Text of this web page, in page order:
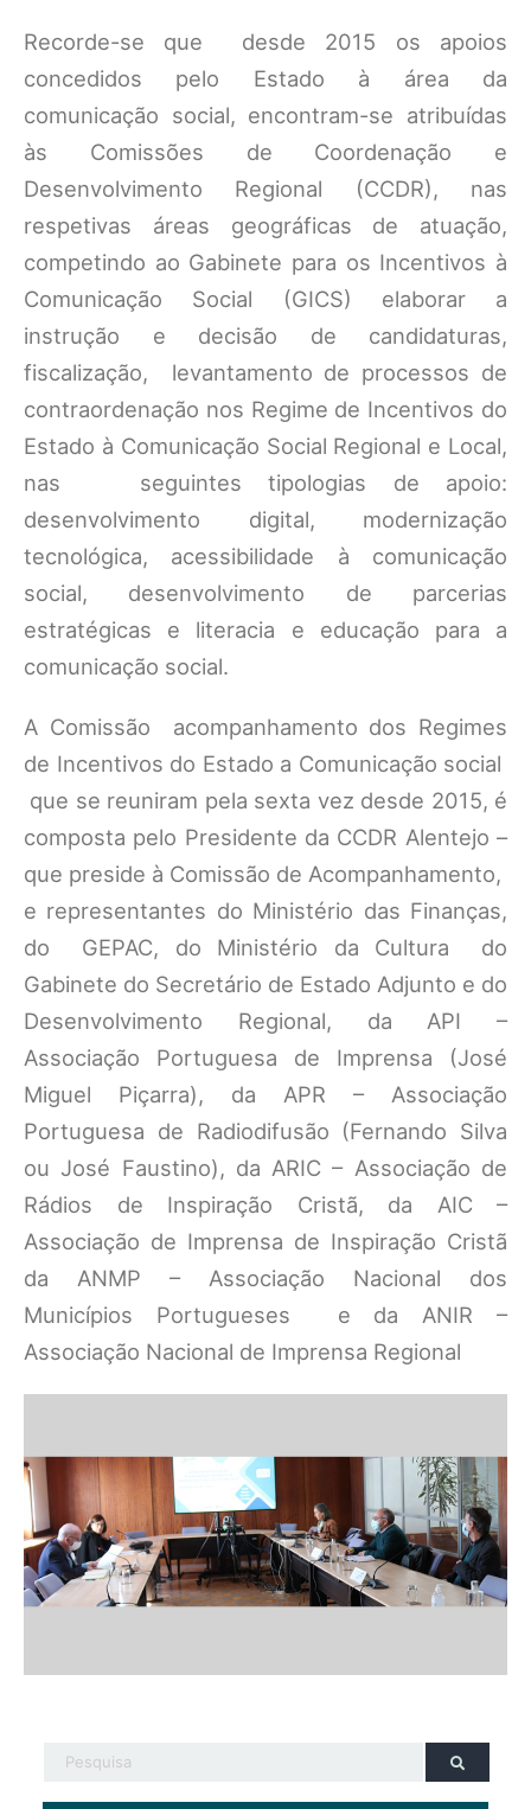
Recorde-se que desde 2015 os apoios
concedidos pelo Estado à área da
comunicação social, encontram-se atribuídas
às Comissões de Coordenação e
Desenvolvimento Regional (CCDR), nas
respetivas áreas geográficas de atuação,
competindo ao Gabinete para os Incentivos à
Comunicação Social (GICS) elaborar a
instrução e decisão de candidaturas,
fiscalização, levantamento de processos de
contraordenação nos Regime de Incentivos do
Estado à Comunicação Social Regional e Local,
nas seguintes tipologias de apoio:
desenvolvimento digital, modernização
tecnológica, acessibilidade à comunicação
social, desenvolvimento de parcerias
estratégicas e literacia e educação para a
comunicação social.
A Comissão acompanhamento dos Regimes
de Incentivos do Estado a Comunicação social
que se reuniram pela sexta vez desde 2015, é
composta pelo Presidente da CCDR Alentejo –
que preside à Comissão de Acompanhamento,
e representantes do Ministério das Finanças,
do GEPAC, do Ministério da Cultura do
Gabinete do Secretário de Estado Adjunto e do
Desenvolvimento Regional, da API –
Associação Portuguesa de Imprensa (José
Miguel Piçarra), da APR – Associação
Portuguesa de Radiodifusão (Fernando Silva
ou José Faustino), da ARIC – Associação de
Rádios de Inspiração Cristã, da AIC –
Associação de Imprensa de Inspiração Cristã
da ANMP – Associação Nacional dos
Municípios Portugueses e da ANIR –
Associação Nacional de Imprensa Regional